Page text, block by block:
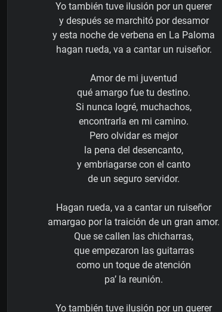
Yo también tuve ilusión por un querer
y después se marchitó por desamor
y esta noche de verbena en La Paloma
hagan rueda, va a cantar un ruiseñor.
Amor de mi juventud
qué amargo fue tu destino.
Si nunca logré, muchachos,
encontrarla en mi camino.
Pero olvidar es mejor
la pena del desencanto,
y embriagarse con el canto
de un seguro servidor.
Hagan rueda, va a cantar un ruiseñor
amargao por la traición de un gran amor.
Que se callen las chicharras,
que empezaron las guitarras
como un toque de atención
pa’ la reunión.
Yo también tuve ilusión por un querer